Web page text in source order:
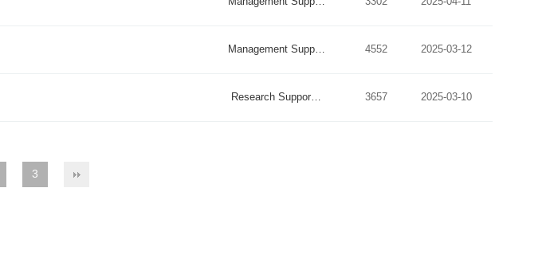
Management Supp… 4552 2025-03-12
Research Suppor… 3657 2025-03-10
3